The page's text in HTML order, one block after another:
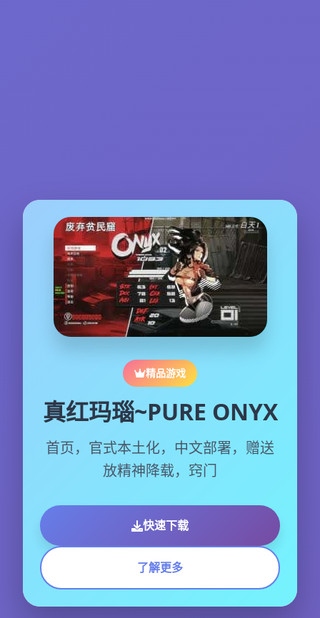
精品游戏
真红玛瑙~PURE ONYX
首页，官式本土化，中文部署，赠送
放精神降载，窍门
快速下载
了解更多